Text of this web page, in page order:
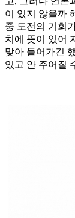
이 있지 않을까
중 도전의 기회
치에 뜻이 있어
맞아 들어가긴
있고 안 주어질